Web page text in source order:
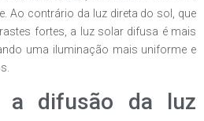
Ao contrário da luz direta do sol, que
fortes, a luz solar difusa é mais
uma iluminação mais uniforme e
a difusão da luz